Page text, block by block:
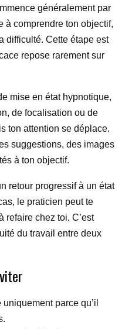
généralement par
à comprendre ton objectif,
difficulté. Cette étape est
repose rarement sur
mise en état hypnotique,
de focalisation ou de
ton attention se déplace.
suggestions, des images
à ton objectif.
retour progressif à un état
le praticien peut te
refaire chez toi. C’est
du travail entre deux
parce qu’il